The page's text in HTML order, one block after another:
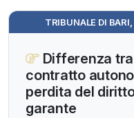
TRIBUNALE DI
Differenza
contratto
perdita del
garante